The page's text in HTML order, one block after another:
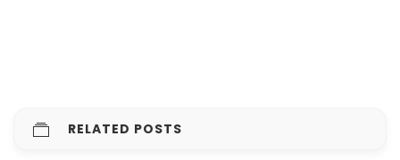
RELATED POSTS